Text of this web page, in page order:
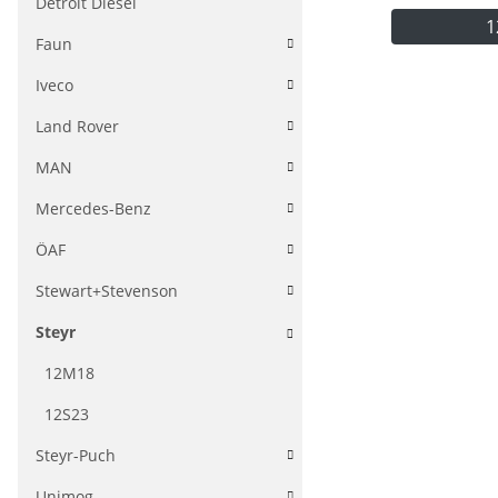
Faun
Iveco
Land Rover
MAN
Mercedes-Benz
ÖAF
Stewart+Stevenson
Steyr
12M18
12S23
Steyr-Puch